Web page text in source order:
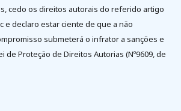
cedo os direitos autorais do referido artigo
e declaro estar ciente de que a não
submeterá o infrator a sanções e
de Proteção de Direitos Autorias (Nº9609, de